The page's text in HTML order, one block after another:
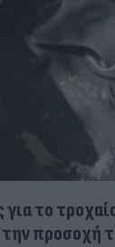
το
προσοχή